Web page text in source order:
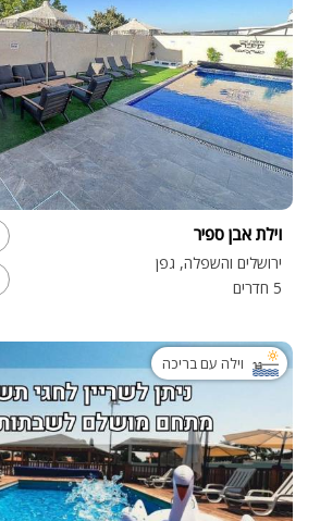
וילת אבן ספיר
ירושלים והשפלה, גפן
5 חדרים
וילה עם בריכה